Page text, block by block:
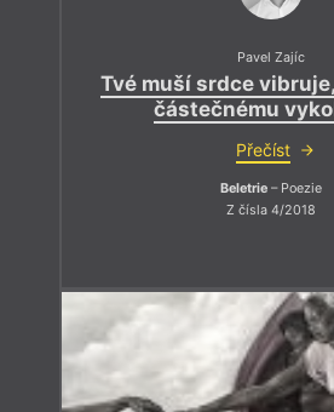
Pavel Zajíc
Tvé muší srdce
částečnému
Přečíst
Beletrie – Poezie
Z čísla 4/2018